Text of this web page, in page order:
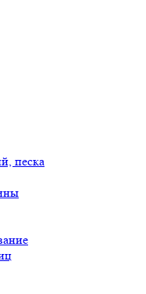
песка